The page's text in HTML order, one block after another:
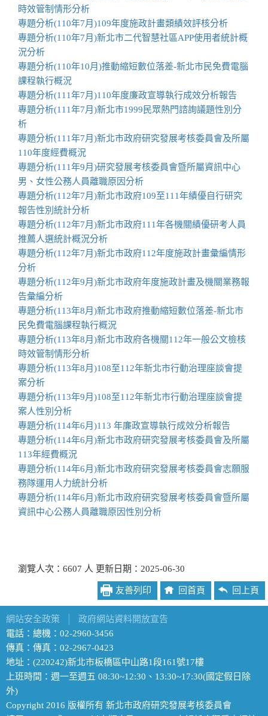
時效管制情形分析
專題分析(110年7月)109年度施政計畫類績效評核分析
專題分析(110年7月)新北市二代智慧社區APP使用者統計概
況分析
專題分析(110年10月)推動縮短數位落差-新北市民免費電腦
課程執行概況
專題分析(111年7月)110年度廉政宣導執行成效分析報告
專題分析(111年7月)新北市1999民眾熱門諮詢議題性別分
析
專題分析(111年7月)新北市政府研究發展考核委員會及所屬
110年度經費概況
專題分析(111年9月)研究發展考核委員會暨所屬資訊中心
男、女性公務人員離職原因分析
專題分析(112年7月)新北市政府109至111年績優自行研究
報告性別統計分析
專題分析(112年7月)新北市政府111年各機關績優研考人員
推薦人選統計概況分析
專題分析(112年7月)新北市政府112年度施政計畫彙編情形
分析
專題分析(112年9月)新北市政府年度施政計畫及機關業務報
告彙編分析
專題分析(113年8月)新北市政府推動縮短數位落差-新北市
民免費電腦課程執行概況
專題分析(113年8月)新北市政府各機關112年一般公文檢核
時效管制情形分析
專題分析(113年8月)108至112年新北市行動治理座談會提
案分析
專題分析(113年9月)108至112年新北市行動治理座談會提
案人性別分析
專題分析(114年6月)113 年廉政宣導執行成效分析報告
專題分析(114年6月)新北市政府研究發展考核委員會及所屬
113年經費概況
專題分析(114年6月)新北市政府研究發展考核委員會志願服
務隊運用人力統計分析
專題分析(114年6月)新北市政府研究發展考核委員會暨所屬
資訊中心公務人員離職原因性別分析
瀏覽人次：6607 人 更新日期：2025-06-30
友善列印 回首頁 回上頁
網站安全政策
政府網站資料開放宣告
電話：總機：02-2960-3456
傳真：傳真：02-2967-0423
地址：(220242)新北市板橋區中山路1段161號17樓
上班時間：週一至週五 08:30~12:30、13:30~17:30(國定假日除
外)
Copyright 2016 版權所有 新北市政府研究發展考核委員會